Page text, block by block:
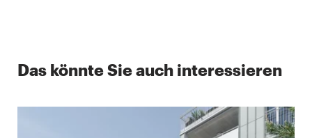
Das könnte Sie auch interessieren